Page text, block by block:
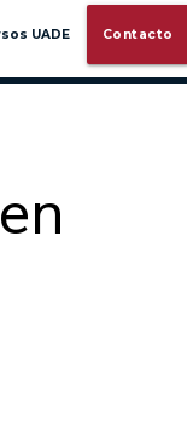
UADE Contacto